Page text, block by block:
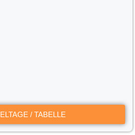
/ TABELLE